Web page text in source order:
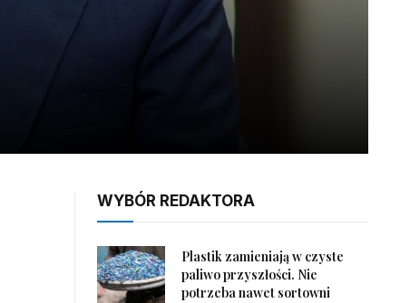
WYBÓR REDAKTORA
Plastik zamieniają w czyste
paliwo przyszłości. Nie
potrzeba nawet sortowni